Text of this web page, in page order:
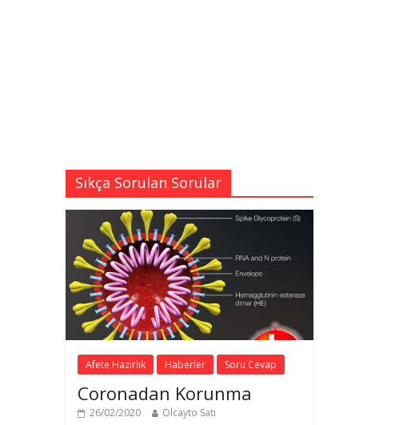
Sıkça Sorulan Sorular
Afete Hazırlık Haberler Soru Cevap
Coronadan Korunma
26/02/2020 Olcayto Satı